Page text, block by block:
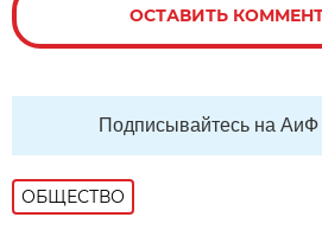
ОСТАВИТЬ
Подписывайтесь на АиФ
ОБЩЕСТВО